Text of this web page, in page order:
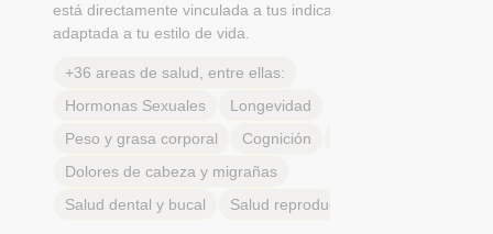
está directamente vinculada a tus indicadores y
adaptada a tu estilo de vida.
+36 areas de salud, entre ellas:
Hormonas Sexuales
Longevidad
Peso y grasa corporal
Cognición
Dolores de cabeza y migrañas
Salud dental y bucal
Salud reproductiva